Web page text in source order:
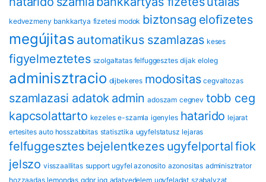
kedvezmeny bankkartya fizetesi modok biztonsag eloﬁzetes
megújitas automatikus szamlazas keses
figyelmeztetes szolgaltatas felfuggesztes dijak eloleg
adminisztracio dijbekeres modositas cegvaltozas
szamlazasi adatok admin adoszam cegnev tobb ceg
kapcsolattarto kezeles e-szamla igenyles hatarido lejarat
ertesites auto hosszabbitas statisztika ugyfelstatusz lejaras
felfuggesztes bejelentkezes ugyfelportalfiok
jelszo visszaallitas support ugyfel azonosito azonositas adminisztrator
hozzaadas lemondas gdpr jog adatvedelem ugyfeladat szabalyzat